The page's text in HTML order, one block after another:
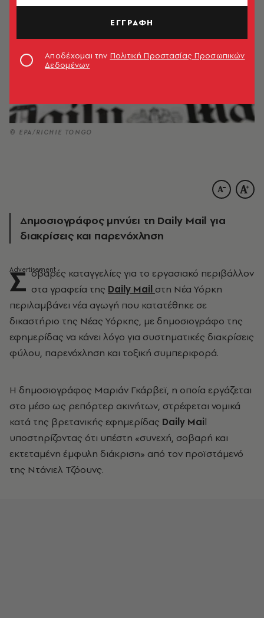
© EPA/RICHIE TONGO
Δημοσιογράφος μηνύει τη Daily Mail για
διακρίσεις και παρενόχληση
Σ οβαρές καταγγελίες για το εργασιακό περιβάλλον
στα γραφεία της Daily Mail στη Νέα Υόρκη
περιλαμβάνει νέα αγωγή που κατατέθηκε σε
δικαστήριο της Νέας Υόρκης, με δημοσιογράφο της
εφημερίδας να κάνει λόγο για συστηματικές διακρίσεις
φύλου, παρενόχληση και τοξική συμπεριφορά.
Η δημοσιογράφος Μαριάν Γκάρβεϊ, η οποία εργάζεται
στο μέσο ως ρεπόρτερ ακινήτων, στρέφεται νομικά
κατά της βρετανικής εφημερίδας Daily Mail
υποστηρίζοντας ότι υπέστη «συνεχή, σοβαρή και
εκτεταμένη έμφυλη διάκριση» από τον προϊστάμενό
της Ντάνιελ Τζόουνς.
ΕΓΓΡΑΦΗ
Αποδέχομαι την Πολιτική Προστασίας Προσωπικών
Δεδομένων